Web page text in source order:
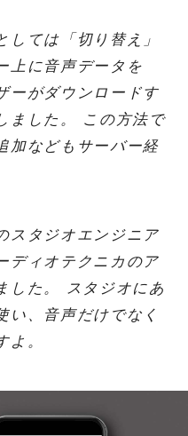
しては「切り替え」
上に音声データを
ーがダウンロードす
ました。 この方法で
加などもサーバー経
スタジオエンジニア
ディオテクニカのア
した。 スタジオにあ
い、音声だけでなく
よ。